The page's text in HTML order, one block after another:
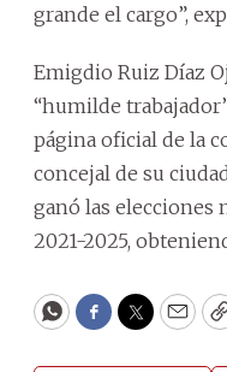
grande el cargo”,
Emigdio Ruiz Díaz
“humilde
página oficial de la
concejal de su
ganó las elecciones
2021-2025,
WhatsApp
Facebook
Twitter